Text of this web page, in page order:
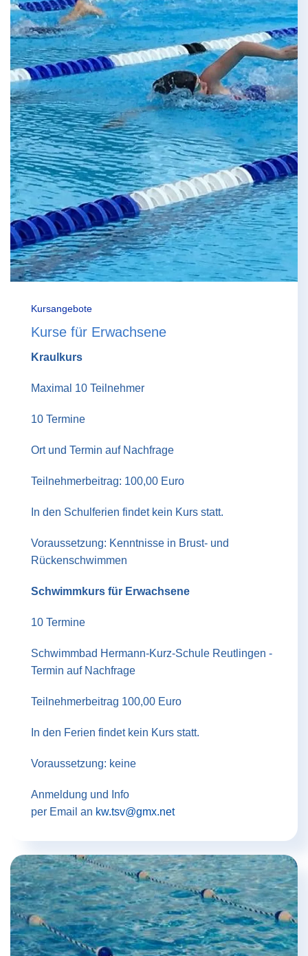
Kursangebote
Kurse für Erwachsene
Kraulkurs
Maximal 10 Teilnehmer
10 Termine
Ort und Termin auf Nachfrage
Teilnehmerbeitrag: 100,00 Euro
In den Schulferien findet kein Kurs statt.
Voraussetzung: Kenntnisse in Brust- und
Rückenschwimmen
Schwimmkurs für Erwachsene
10 Termine
Schwimmbad Hermann-Kurz-Schule Reutlingen -
Termin auf Nachfrage
Teilnehmerbeitrag 100,00 Euro
In den Ferien findet kein Kurs statt.
Voraussetzung: keine
Anmeldung und Info
per Email an kw.tsv@gmx.net